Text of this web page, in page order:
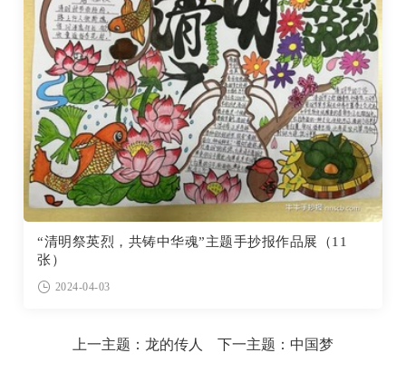
“清明祭英烈，共铸中华魂”主题手抄报作品展（11
张）
2024-04-03
上一主题： 龙的传人 下一主题： 中国梦